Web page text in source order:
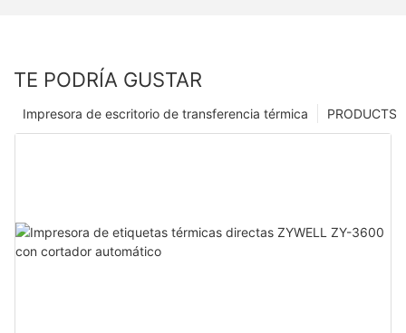
TE PODRÍA GUSTAR
PRODUCTS
Impresora de escritorio de transferencia térmica